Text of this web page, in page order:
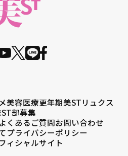
美容医療更年期美STリュクス
部募集
よくあるご質問お問い合わせ
プライバシーポリシー
ィシャルサイト